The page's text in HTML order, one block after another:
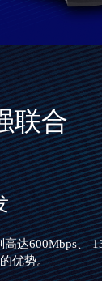
联合
达600Mbps、
优势。